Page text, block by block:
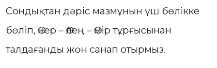
Сондықтан дәріс мазмұнын үш бөлікке
бөліп, Өнер – Өлең – Өмір тұрғысынан
талдағанды жөн санап отырмыз.